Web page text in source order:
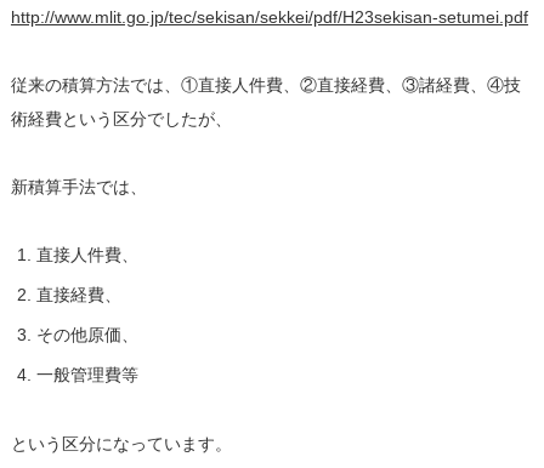
http://www.mlit.go.jp/tec/sekisan/sekkei/pdf/H23sekisan-setumei.pdf
従来の積算方法では、①直接人件費、②直接経費、③諸経費、④技
術経費という区分でしたが、
新積算手法では、
直接人件費、
直接経費、
その他原価、
一般管理費等
という区分になっています。